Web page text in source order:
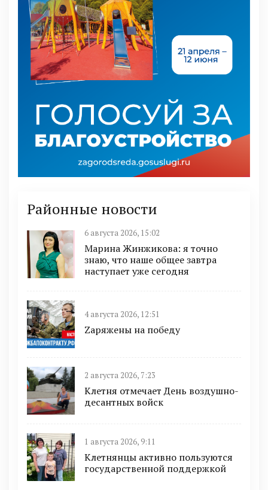
Районные новости
6 августа 2026, 15:02
Марина Жинжикова: я точно
знаю, что наше общее завтра
наступает уже сегодня
4 августа 2026, 12:51
Zаряжены на победу
2 августа 2026, 7:23
Клетня отмечает День воздушно-
десантных войск
1 августа 2026, 9:11
Клетнянцы активно пользуются
государственной поддержкой